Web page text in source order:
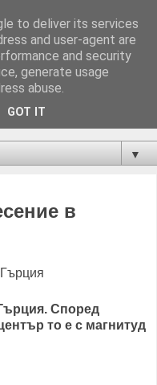
▼
в
Според
то е с магнитуд
to deliver its services
and user-agent are
and security
generate usage
abuse.
GOT IT